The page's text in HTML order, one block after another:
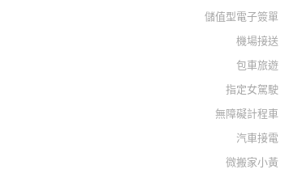
儲值型電子簽單
機場接送
包車旅遊
指定女駕駛
無障礙計程車
汽車接電
微搬家小黃